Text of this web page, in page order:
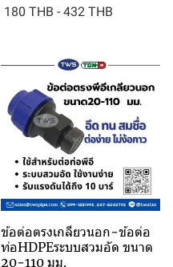
180 THB - 432 THB
ข้อต่อตรงเกลียวนอก-ข้อต่อ
ท่อHDPEระบบสวมอัด ขนาด
20-110 มม.